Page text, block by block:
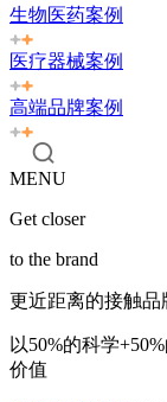
生物医药案例
医疗器械案例
高端品牌案例
MENU
Get closer
to the brand
更近距离的接触品
以50%的科学
价值